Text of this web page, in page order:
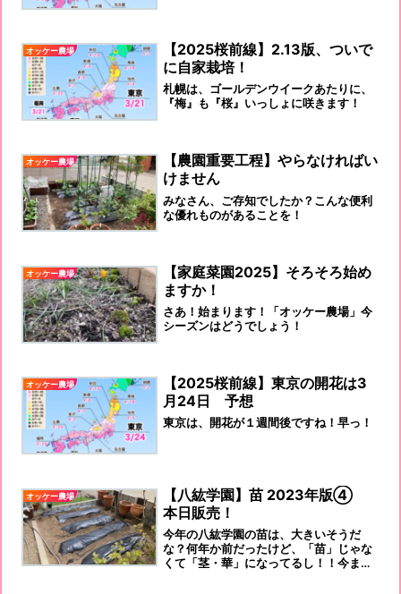
オッケー農場
【2025桜前線】2.13版、ついで
に自家栽培！
札幌は、ゴールデンウイークあたりに、
『梅』も『桜』いっしょに咲きます！
オッケー農場
【農園重要工程】やらなければい
けません
みなさん、ご存知でしたか？こんな便利
な優れものがあることを！
オッケー農場
【家庭菜園2025】そろそろ始め
ますか！
さあ！始まります！「オッケー農場」今
シーズンはどうでしょう！
オッケー農場
【2025桜前線】東京の開花は3
月24日 予想
東京は、開花が１週間後ですね！早っ！
オッケー農場
【八紘学園】苗 2023年版④
本日販売！
今年の八紘学園の苗は、大きいそうだ
な？何年か前だったけど、「苗」じゃな
くて「茎・華」になってるし！！今ま